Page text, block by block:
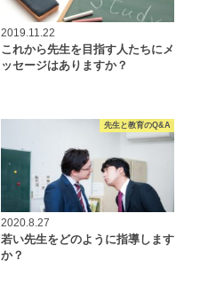
2019.11.22
これから先生を目指す人たちにメ
ッセージはありますか？
先生と教育のQ&A
2020.8.27
若い先生をどのように指導します
か？